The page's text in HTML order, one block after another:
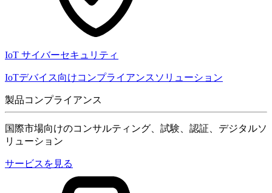
IoT サイバーセキュリティ
IoTデバイス向けコンプライアンスソリューション
製品コンプライアンス
国際市場向けのコンサルティング、試験、認証、デジタルソ
リューション
サービスを見る